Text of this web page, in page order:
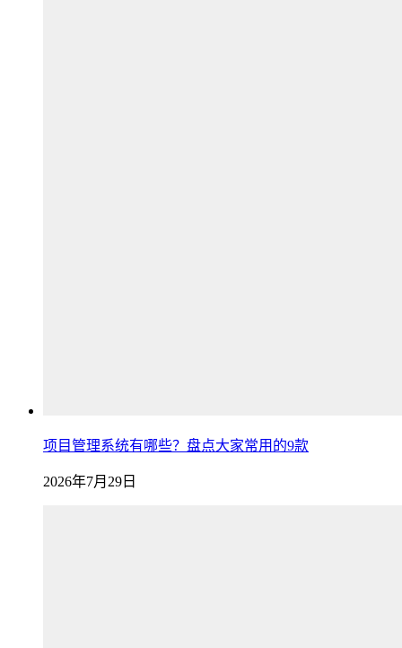
项目管理系统有哪些？盘点大家常用的9款
2026年7月29日